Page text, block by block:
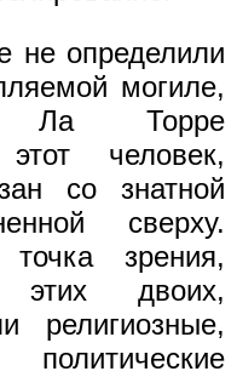
не определили
могиле,
Ла Торре
человек,
со знатной
сверху.
зрения,
этих двоих,
религиозные,